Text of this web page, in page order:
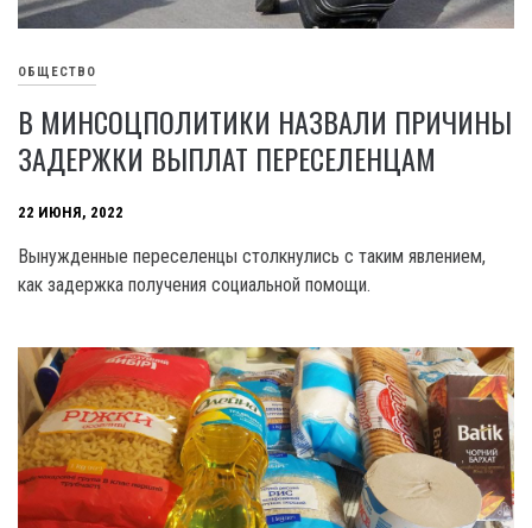
ОБЩЕСТВО
В МИНСОЦПОЛИТИКИ НАЗВАЛИ ПРИЧИНЫ
ЗАДЕРЖКИ ВЫПЛАТ ПЕРЕСЕЛЕНЦАМ
22 ИЮНЯ, 2022
Вынужденные переселенцы столкнулись с таким явлением,
как задержка получения социальной помощи.